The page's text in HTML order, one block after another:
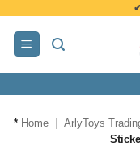
inhoud
* Home ArlyToys